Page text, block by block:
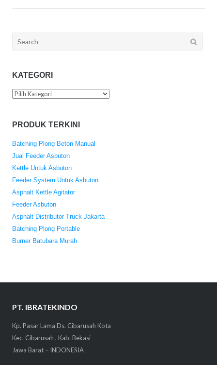
Search
KATEGORI
Kategori
PRODUK TERKINI
Batching Plong Beton Manual
Jual Feeder Asbuton
Kettle Untuk Asbuton
Feeder System Untuk Asbuton
Asphalt Kettle Agitator
Feeder Asbuton
Asphalt Distributor Truck Jakarta
Batching Plong Portable
Burner Batubara Murah
PT. IBRATEKINDO
Kp. Pasar Lama Ds. Cibarusah Kota
Kec. Cibarusah , Kab. Bekasi
Jawa Barat – INDONESIA